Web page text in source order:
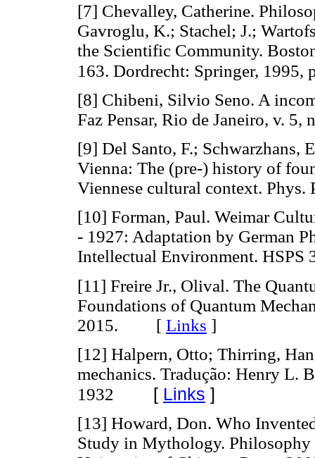
[7] Chevalley, Catherine.
Gavroglu, K.; Stachel; J.;
the Scientific Community.
163. Dordrecht: Springer, 1995,
[8] Chibeni, Silvio Seno. A
Faz Pensar, Rio de Janeiro,
[9] Del Santo, F.; Schwarzhans,
Vienna: The (pre-) history of
Viennese cultural context. Phys.
[10] Forman, Paul. Weimar
- 1927: Adaptation by German
Intellectual Environment.
[11] Freire Jr., Olival. The
Foundations of Quantum
2015. [ Links ]
[12] Halpern, Otto; Thirring,
mechanics. Tradução: Henry L.
1932 [ Links ]
[13] Howard, Don. Who
Study in Mythology. Philosophy